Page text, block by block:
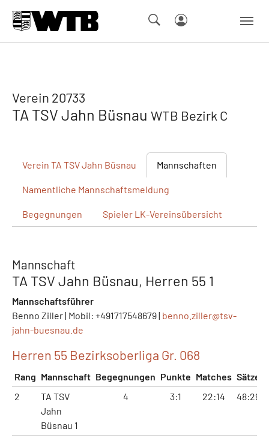
Verein 20733
TA TSV Jahn Büsnau WTB Bezirk C
Verein TA TSV Jahn Büsnau Mannschaften
Namentliche Mannschaftsmeldung
Begegnungen Spieler LK-Vereinsübersicht
Mannschaft
TA TSV Jahn Büsnau, Herren 55 1
Mannschaftsführer
Benno Ziller | Mobil: +491717548679 | benno.ziller@tsv-
jahn-buesnau.de
Herren 55 Bezirksoberliga Gr. 068
Rang Mannschaft Begegnungen Punkte Matches Sätze
2
TA TSV
Jahn
Büsnau 1
4 3:1 22:14 48:29